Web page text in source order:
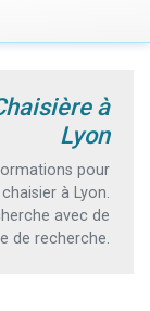
à
Lyon
pour
à Lyon.
avec de
de recherche.